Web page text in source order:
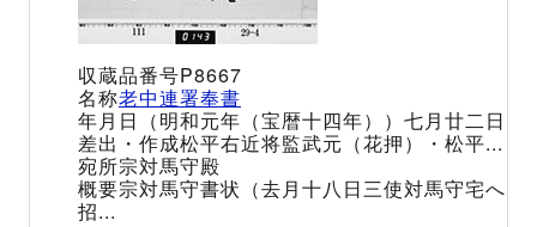
P8667
老中連署奉書
（明和元年（宝暦十四年））七月廿二日
松平右近将監武元（花押）・松平...
宗対馬守殿
宗対馬守書状（去月十八日三使対馬守宅へ
招...